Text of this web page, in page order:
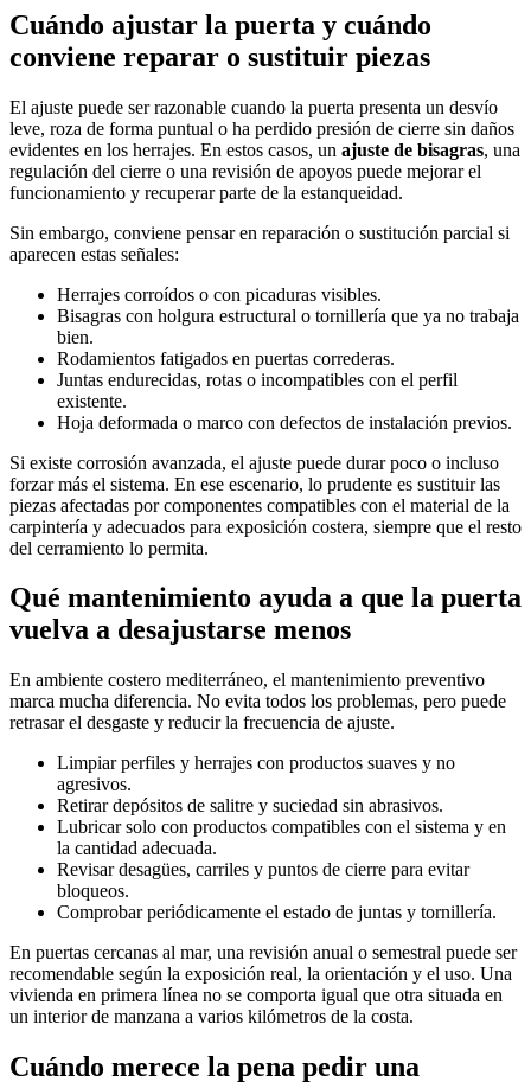
Cuándo ajustar la puerta y cuándo
conviene reparar o sustituir piezas
El ajuste puede ser razonable cuando la puerta presenta un desvío
leve, roza de forma puntual o ha perdido presión de cierre sin daños
evidentes en los herrajes. En estos casos, un ajuste de bisagras, una
regulación del cierre o una revisión de apoyos puede mejorar el
funcionamiento y recuperar parte de la estanqueidad.
Sin embargo, conviene pensar en reparación o sustitución parcial si
aparecen estas señales:
Herrajes corroídos o con picaduras visibles.
Bisagras con holgura estructural o tornillería que ya no trabaja
bien.
Rodamientos fatigados en puertas correderas.
Juntas endurecidas, rotas o incompatibles con el perfil
existente.
Hoja deformada o marco con defectos de instalación previos.
Si existe corrosión avanzada, el ajuste puede durar poco o incluso
forzar más el sistema. En ese escenario, lo prudente es sustituir las
piezas afectadas por componentes compatibles con el material de la
carpintería y adecuados para exposición costera, siempre que el resto
del cerramiento lo permita.
Qué mantenimiento ayuda a que la puerta
vuelva a desajustarse menos
En ambiente costero mediterráneo, el mantenimiento preventivo
marca mucha diferencia. No evita todos los problemas, pero puede
retrasar el desgaste y reducir la frecuencia de ajuste.
Limpiar perfiles y herrajes con productos suaves y no
agresivos.
Retirar depósitos de salitre y suciedad sin abrasivos.
Lubricar solo con productos compatibles con el sistema y en
la cantidad adecuada.
Revisar desagües, carriles y puntos de cierre para evitar
bloqueos.
Comprobar periódicamente el estado de juntas y tornillería.
En puertas cercanas al mar, una revisión anual o semestral puede ser
recomendable según la exposición real, la orientación y el uso. Una
vivienda en primera línea no se comporta igual que otra situada en
un interior de manzana a varios kilómetros de la costa.
Cuándo merece la pena pedir una